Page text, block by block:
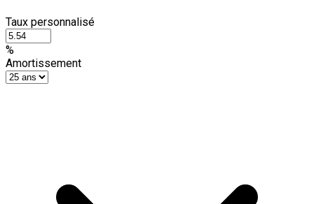
Taux personnalisé
%
Amortissement